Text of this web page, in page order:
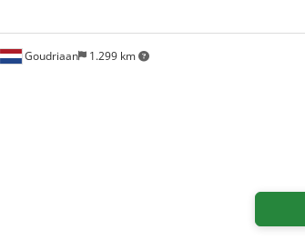
Goudriaan 1.299 km